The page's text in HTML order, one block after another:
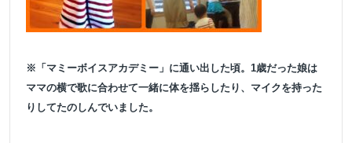
※「マミーボイスアカデミー」に通い出した頃。1歳だった娘は
ママの横で歌に合わせて一緒に体を揺らしたり、マイクを持った
りしてたのしんでいました。